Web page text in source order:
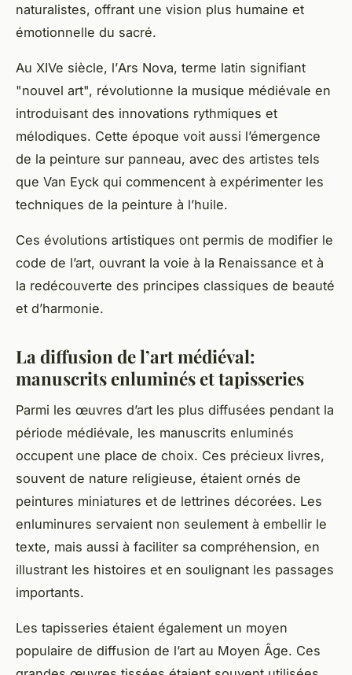
naturalistes, offrant une vision plus humaine et
émotionnelle du sacré.
Au XIVe siècle, l’Ars Nova, terme latin signifiant
"nouvel art", révolutionne la musique médiévale en
introduisant des innovations rythmiques et
mélodiques. Cette époque voit aussi l’émergence
de la peinture sur panneau, avec des artistes tels
que Van Eyck qui commencent à expérimenter les
techniques de la peinture à l’huile.
Ces évolutions artistiques ont permis de modifier le
code de l’art, ouvrant la voie à la Renaissance et à
la redécouverte des principes classiques de beauté
et d’harmonie.
La diffusion de l’art médiéval:
manuscrits enluminés et tapisseries
Parmi les œuvres d’art les plus diffusées pendant la
période médiévale, les manuscrits enluminés
occupent une place de choix. Ces précieux livres,
souvent de nature religieuse, étaient ornés de
peintures miniatures et de lettrines décorées. Les
enluminures servaient non seulement à embellir le
texte, mais aussi à faciliter sa compréhension, en
illustrant les histoires et en soulignant les passages
importants.
Les tapisseries étaient également un moyen
populaire de diffusion de l’art au Moyen Âge. Ces